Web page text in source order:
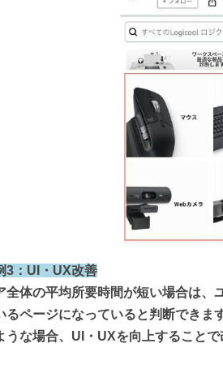
3：UI・UX改善
全体の平均所要時間が短い場合は、
るページになっていると判断できます
うな場合、UI・UXを向上することで